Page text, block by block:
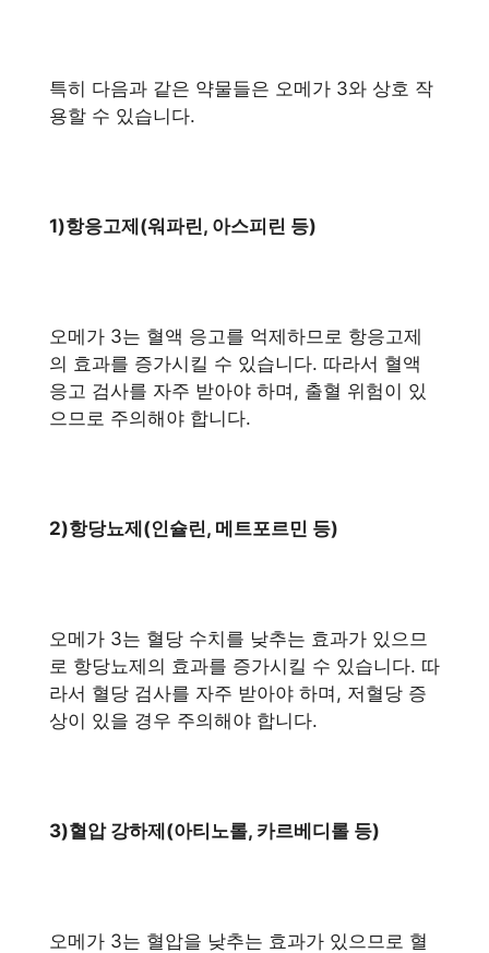
특히 다음과 같은 약물들은 오메가 3와 상호 작
용할 수 있습니다.
1)항응고제(워파린, 아스피린 등)
오메가 3는 혈액 응고를 억제하므로 항응고제
의 효과를 증가시킬 수 있습니다. 따라서 혈액
응고 검사를 자주 받아야 하며, 출혈 위험이 있
으므로 주의해야 합니다.
2)항당뇨제(인슐린, 메트포르민 등)
오메가 3는 혈당 수치를 낮추는 효과가 있으므
로 항당뇨제의 효과를 증가시킬 수 있습니다. 따
라서 혈당 검사를 자주 받아야 하며, 저혈당 증
상이 있을 경우 주의해야 합니다.
3)혈압 강하제(아티노롤, 카르베디롤 등)
오메가 3는 혈압을 낮추는 효과가 있으므로 혈